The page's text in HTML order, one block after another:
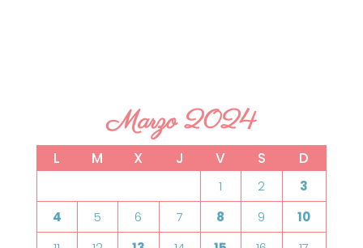
Marzo 2024
L M X J V S D
1 2
3
4
5 6 7 8 9
10